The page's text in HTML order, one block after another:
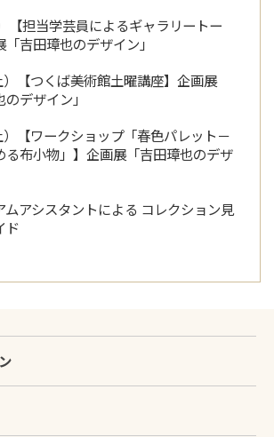
【担当学芸員によるギャラリートー
「吉田璋也のデザイン」
【つくば美術館土曜講座】企画展
のデザイン」
【ワークショップ「春色パレット－
る布小物」】企画展「吉田璋也のデザ
ムアシスタントによる コレクション見
ド